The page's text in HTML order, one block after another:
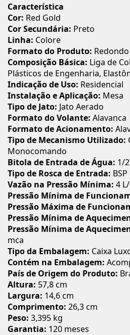
Característica
Cor: Red Gold
Cor Secundária: Preto
Linha: Colore
Formato do Produto: Redondo
Composição Básica: Liga de
Plásticos de Engenharia,
Indicação de Uso: Residencial
Instalação e Aplicação: Mesa
Tipo de Jato: Jato Aerado
Formato do Volante: Alavanca
Formato de Acionamento:
Tipo de Mecanismo Utilizado:
Monocomando
Bitola de Entrada de Água: 1/
Tipo de Rosca de Entrada:
Vazão na Pressão Mínima: 4
Pressão Mínima de
Pressão Máxima de
Pressão Mínima de
Pressão Mínima de
mca
Tipo da Embalagem: Caixa
Contém na Embalagem:
País de Origem do Produto:
Altura: 57,8 cm
Largura: 14,6 cm
Comprimento: 26,3 cm
Peso: 3,395 kg
Garantia: 120 meses